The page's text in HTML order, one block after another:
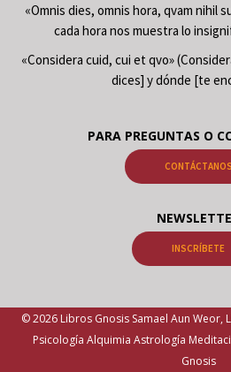
«Omnis dies, omnis hora, qvam nihil
cada hora nos muestra lo
«Considera cuid, cui et qvo»
dices] y dónde [te
PARA PREGUNTAS O
CONTÁCTANOS
INSCRÍBETE
© 2026 Libros Gnosis Samael Aun Weor,
Psicología Alquimia Astrología
Gnosis